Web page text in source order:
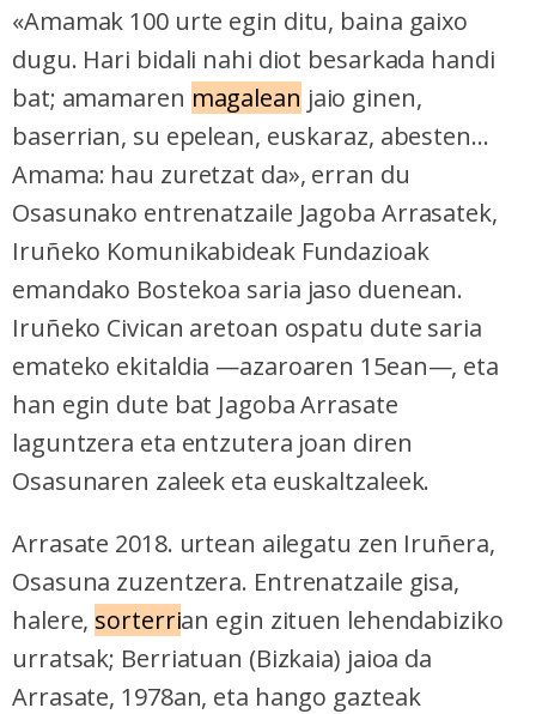
«Amamak 100 urte egin ditu, baina gaixo
dugu. Hari bidali nahi diot besarkada handi
bat; amamaren magalean jaio ginen,
baserrian, su epelean, euskaraz, abesten...
Amama: hau zuretzat da», erran du
Osasunako entrenatzaile Jagoba Arrasatek,
Iruñeko Komunikabideak Fundazioak
emandako Bostekoa saria jaso duenean.
Iruñeko Civican aretoan ospatu dute saria
emateko ekitaldia —azaroaren 15ean—, eta
han egin dute bat Jagoba Arrasate
laguntzera eta entzutera joan diren
Osasunaren zaleek eta euskaltzaleek.
Arrasate 2018. urtean ailegatu zen Iruñera,
Osasuna zuzentzera. Entrenatzaile gisa,
halere, sorterrian egin zituen lehendabiziko
urratsak; Berriatuan (Bizkaia) jaioa da
Arrasate, 1978an, eta hango gazteak